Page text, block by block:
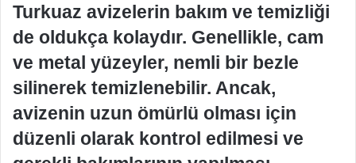
Turkuaz avizelerin bakım ve temizliği
de oldukça kolaydır. Genellikle, cam
ve metal yüzeyler, nemli bir bezle
silinerek temizlenebilir. Ancak,
avizenin uzun ömürlü olması için
düzenli olarak kontrol edilmesi ve